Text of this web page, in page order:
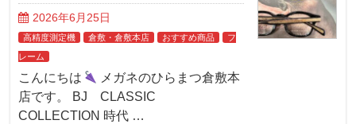
2026年6月25日
高精度測定機 倉敷・倉敷本店 おすすめ商品
フ
レーム
こんにちは
メガネのひらまつ倉敷本
店です。 BJ CLASSIC
COLLECTION 時代 …